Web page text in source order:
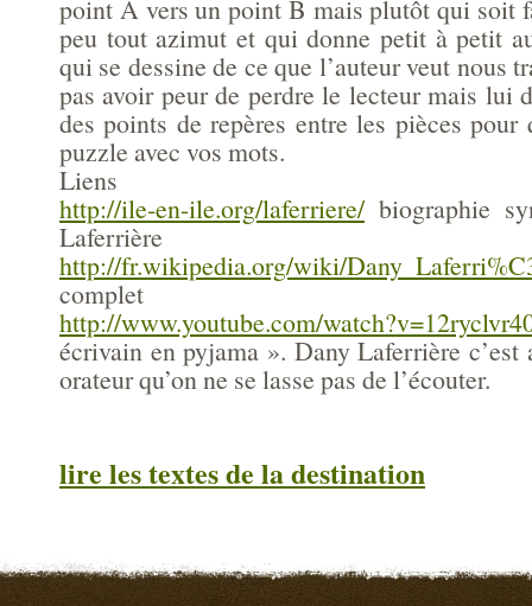
point A vers un point B mais plutôt qui soit
peu tout azimut et qui donne petit à petit
qui se dessine de ce que l’auteur veut nous
pas avoir peur de perdre le lecteur mais lui
des points de repères entre les pièces pour
puzzle avec vos mots.
Liens
http://ile-en-ile.org/laferriere/biographie
Laferrière
http://fr.wikipedia.org/wiki/
complet
http://www.youtube.com/
écrivain en pyjama ». Dany Laferrière c’est
orateur qu’on ne se lasse pas de l’écouter.
lire les textes de la destination